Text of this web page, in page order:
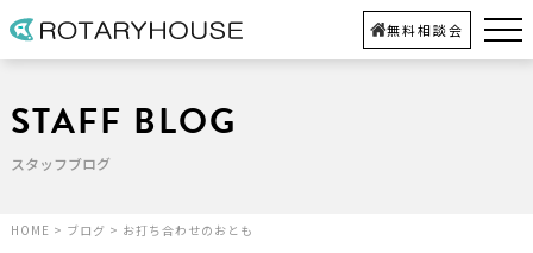
無料相談会
STAFF BLOG
スタッフブログ
HOME > ブログ > お打ち合わせのおとも